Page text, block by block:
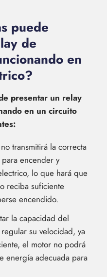
puede
de
en
presentar un relay
en un circuito
transmitirá la correcta
encender y
lo que hará que
reciba suficiente
encendido.
la capacidad del
su velocidad, ya
el motor no podrá
energía adecuada para